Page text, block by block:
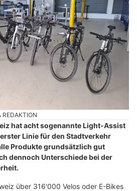
REDAKTION
hat acht sogenannte Light-Assist
Linie für den Stadtverkehr
Produkte grundsätzlich gut
dennoch Unterschiede bei der
über 316'000 Velos oder E-Bikes